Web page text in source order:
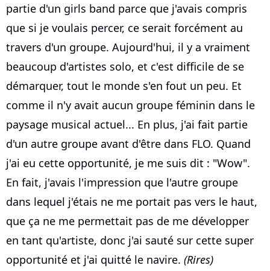
partie d'un girls band parce que j'avais compris
que si je voulais percer, ce serait forcément au
travers d'un groupe. Aujourd'hui, il y a vraiment
beaucoup d'artistes solo, et c'est difficile de se
démarquer, tout le monde s'en fout un peu. Et
comme il n'y avait aucun groupe féminin dans le
paysage musical actuel... En plus, j'ai fait partie
d'un autre groupe avant d'être dans FLO. Quand
j'ai eu cette opportunité, je me suis dit : "Wow".
En fait, j'avais l'impression que l'autre groupe
dans lequel j'étais ne me portait pas vers le haut,
que ça ne me permettait pas de me développer
en tant qu'artiste, donc j'ai sauté sur cette super
opportunité et j'ai quitté le navire. (Rires)